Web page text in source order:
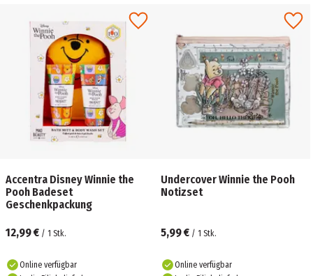
Accentra Disney Winnie the
Pooh Badeset
Geschenkpackung
12,99 € / 1 Stk.
Online verfügbar
Undercover Winnie the Pooh
Notizset
5,99 € / 1 Stk.
Online verfügbar